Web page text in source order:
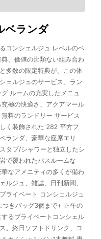
ベランダ
コンシェルジュ レベルのベ
、価値の比類ない組み合わ
多数の限定特典が、この体
ェルジュのサービス、ラン
ルームの充実したメニュ
極の快適さ、アクアマール
料のランドリー サービス
く装飾された 282 平方フ
ランダ、豪華な座席エリ
タブ/シャワーと独立したシ
で覆われたバスルームな
なアメニティの多くが備わ
ルジュ、雑誌、日刊新聞、
ライベート コンシェルジュ
つきバッグ3個まで+ 正午の
るプライベートコンシェル
。終日ソフトドリンク、コ